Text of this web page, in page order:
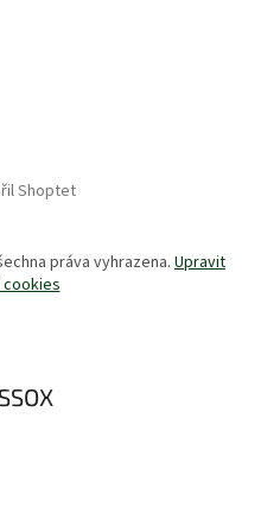
Shoptet
práva vyhrazena. Upravit